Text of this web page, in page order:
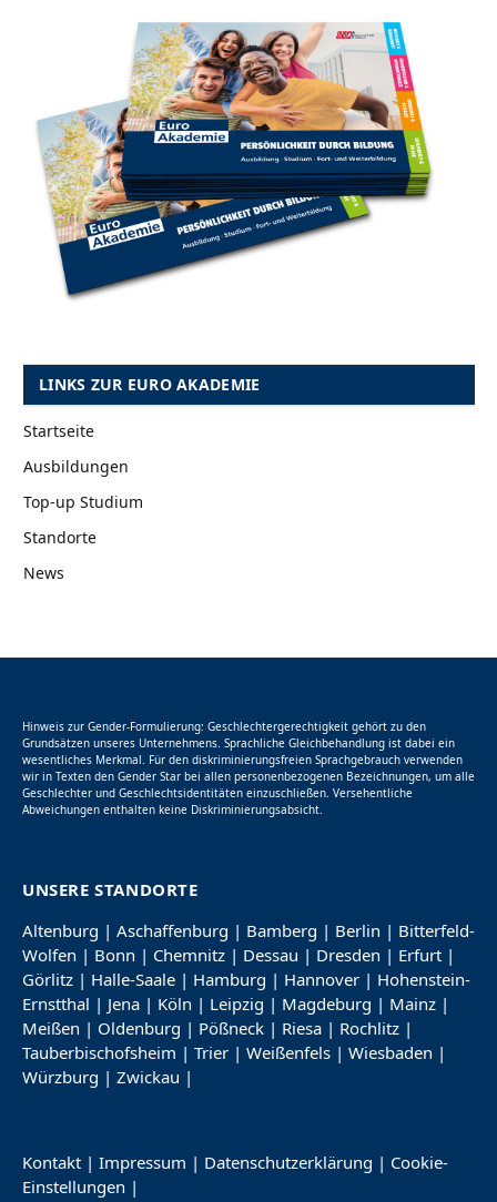
LINKS ZUR EURO AKADEMIE
Startseite
Ausbildungen
Top-up Studium
Standorte
News
Hinweis zur Gender-Formulierung: Geschlechtergerechtigkeit gehört zu den
Grundsätzen unseres Unternehmens. Sprachliche Gleichbehandlung ist dabei ein
wesentliches Merkmal. Für den diskriminierungsfreien Sprachgebrauch verwenden
wir in Texten den Gender Star bei allen personenbezogenen Bezeichnungen, um alle
Geschlechter und Geschlechtsidentitäten einzuschließen. Versehentliche
Abweichungen enthalten keine Diskriminierungsabsicht.
UNSERE STANDORTE
Altenburg | Aschaffenburg | Bamberg | Berlin | Bitterfeld-
Wolfen | Bonn | Chemnitz | Dessau | Dresden | Erfurt |
Görlitz | Halle-Saale | Hamburg | Hannover | Hohenstein-
Ernstthal | Jena | Köln | Leipzig | Magdeburg | Mainz |
Meißen | Oldenburg | Pößneck | Riesa | Rochlitz |
Tauberbischofsheim | Trier | Weißenfels | Wiesbaden |
Würzburg | Zwickau |
Kontakt | Impressum | Datenschutzerklärung | Cookie-
Einstellungen |